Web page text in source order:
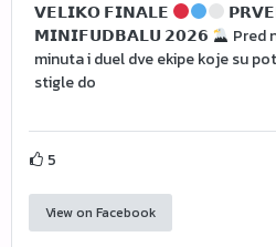
𝗩𝗘𝗟𝗜𝗞𝗢 𝗙𝗜𝗡𝗔𝗟𝗘
𝗠𝗜𝗡𝗜𝗙𝗨𝗗𝗕𝗔𝗟𝗨 𝟮𝟬𝟮𝟲
Pred
minuta i duel dve ekipe koje su
stigle do
5
View on Facebook